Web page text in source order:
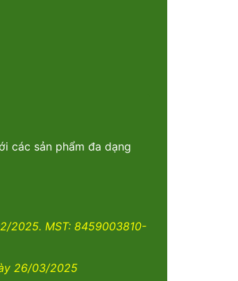
các sản phẩm đa dạng
2025. MST: 8459003810-
26/03/2025